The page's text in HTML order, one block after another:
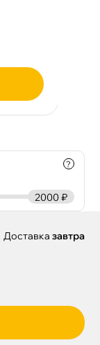
?
2000 ₽
Доставка завтра